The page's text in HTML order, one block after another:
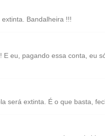
Bandalheira !!!
E eu, pagando essa conta, eu
será extinta. É o que basta,